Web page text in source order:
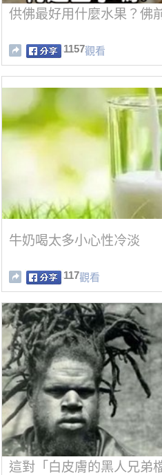
供佛最好用什麼水果？佛
1157觀看
牛奶喝太多小心性冷淡
117觀看
這對「白皮膚的黑人兄弟